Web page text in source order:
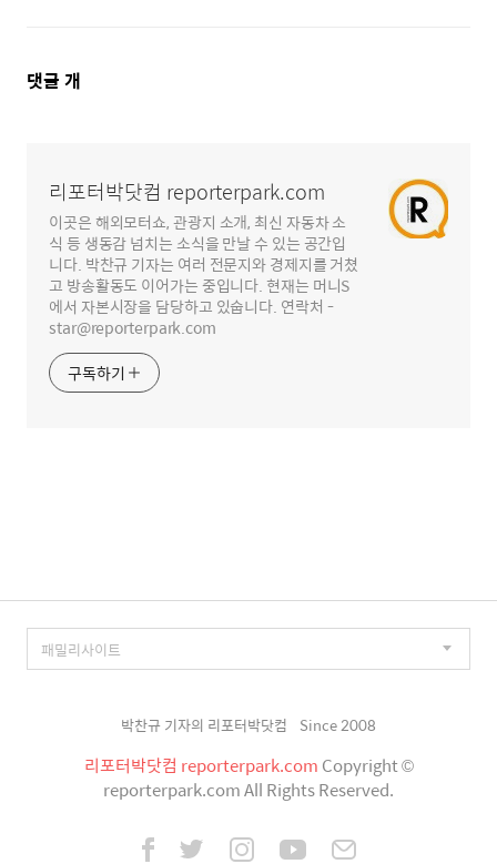
댓
댓글 개
리포터박닷컴 reporterpark.com
이곳은 해외모터쇼, 관광지 소개, 최신 자동차 소
식 등 생동감 넘치는 소식을 만날 수 있는 공간입
니다. 박찬규 기자는 여러 전문지와 경제지를 거쳤
고 방송활동도 이어가는 중입니다. 현재는 머니S
에서 자본시장을 담당하고 있숩니다. 연락처 -
star@reporterpark.com
구독하기
박찬규 기자의 리포터박닷컴 Since 2008
리포터박닷컴 reporterpark.com Copyright ©
reporterpark.com All Rights Reserved.